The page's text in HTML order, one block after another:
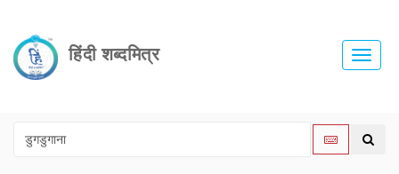
हिंदी शब्दमित्र